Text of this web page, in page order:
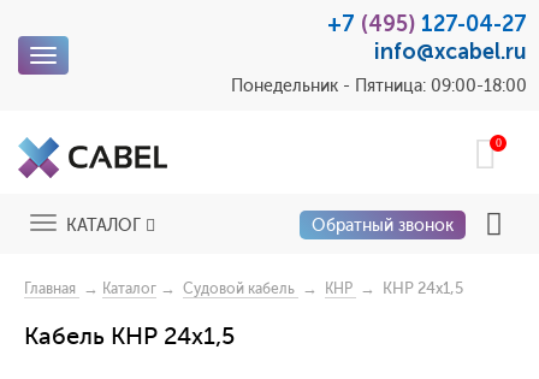
Toggle
+7 (495) 127-04-27
info@xcabel.ru
Понедельник - Пятница: 09:00-18:00
0
ToggleКАТАЛОГ Обратный звонок
Главная → Каталог → Судовой кабель → КНР → КНР 24x1,5
Кабель КНР 24x1,5